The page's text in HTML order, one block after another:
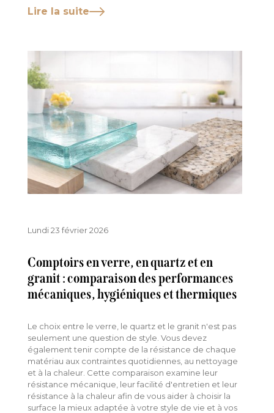
Lire la suite
Lundi 23 février 2026
Comptoirs en verre, en quartz et en
granit : comparaison des performances
mécaniques, hygiéniques et thermiques
Le choix entre le verre, le quartz et le granit n'est pas
seulement une question de style. Vous devez
également tenir compte de la résistance de chaque
matériau aux contraintes quotidiennes, au nettoyage
et à la chaleur. Cette comparaison examine leur
résistance mécanique, leur facilité d'entretien et leur
résistance à la chaleur afin de vous aider à choisir la
surface la mieux adaptée à votre style de vie et à vos